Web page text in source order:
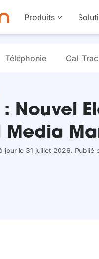
Produits
Téléphonie Call
: Nouvel
Media
jour le 31 juillet 2026. Publié